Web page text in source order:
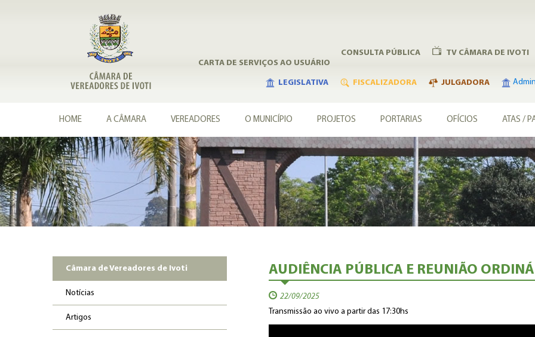
TV CÂMARA DE IVOTI
CONSULTA PÚBLICA
CARTA DE SERVIÇOS AO USUÁRIO
JULGADORA
FISCALIZADORA
LEGISLATIVA
HOME A CÂMARA VEREADORES O MUNICÍPIO PROJETOS PORTARIAS OFÍCIOS ATAS /
Câmara de Vereadores de Ivoti
Notícias
Artigos
AUDIÊNCIA PÚBLICA E REUNIÃO
22/09/2025
Transmissão ao vivo a partir das 17:30hs